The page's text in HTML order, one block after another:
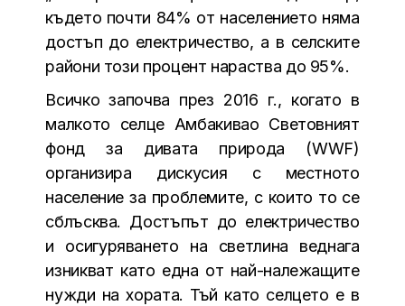
където почти 84% от населението няма
достъп до електричество, а в селските
райони този процент нараства до 95%.
Всичко започва през 2016 г., когато в
малкото селце Амбакивао Световният
фонд за дивата природа (WWF)
организира дискусия с местното
население за проблемите, с които то се
сблъсква. Достъпът до електричество
и осигуряването на светлина веднага
изникват като една от най-належащите
нужди на хората. Тъй като селцето е в